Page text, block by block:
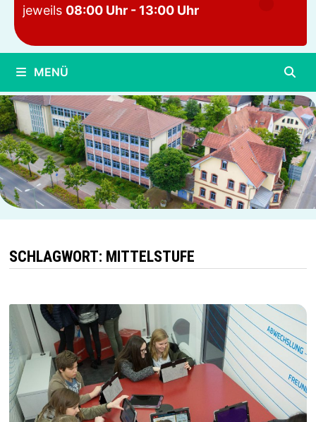
jeweils 08:00 Uhr - 13:00 Uhr
MENÜ
SCHLAGWORT: MITTELSTUFE